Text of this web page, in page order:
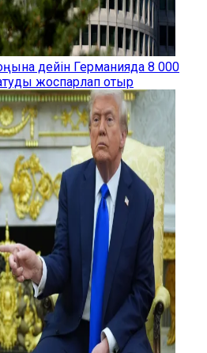
дейін Германияда 8 000
жоспарлап отыр